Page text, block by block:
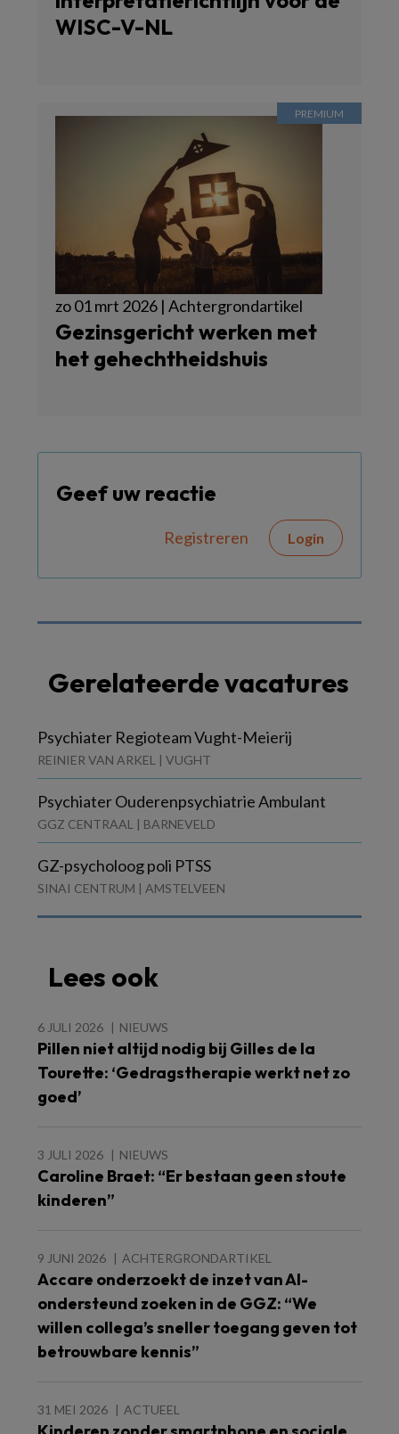
WISC-V-NL
zo 01 mrt 2026 | Achtergrondartikel
Gezinsgericht werken met
het gehechtheidshuis
Geef uw reactie
Registreren Login
Gerelateerde vacatures
Psychiater Regioteam Vught-Meierij
REINIER VAN ARKEL | VUGHT
Psychiater Ouderenpsychiatrie Ambulant
GGZ CENTRAAL | BARNEVELD
GZ-psycholoog poli PTSS
SINAI CENTRUM | AMSTELVEEN
Lees ook
6 JULI 2026 NIEUWS
Pillen niet altijd nodig bij Gilles de la
Tourette: ‘Gedragstherapie werkt net zo
goed’
3 JULI 2026 NIEUWS
Caroline Braet: “Er bestaan geen stoute
kinderen”
9 JUNI 2026 ACHTERGRONDARTIKEL
Accare onderzoekt de inzet van AI-
ondersteund zoeken in de GGZ: “We
willen collega’s sneller toegang geven tot
betrouwbare kennis”
31 MEI 2026 ACTUEEL